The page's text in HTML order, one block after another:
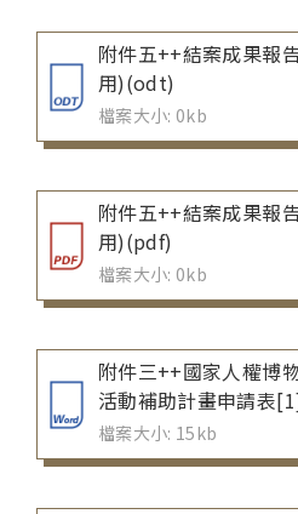
附件五++結案成果報
用)(odt)
檔案大小: 0kb
附件五++結案成果報
用)(pdf)
檔案大小: 0kb
附件三++國家人權博
活動補助計畫申請表
檔案大小: 15kb